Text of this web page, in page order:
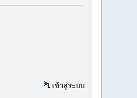
เข้าสู่ระบบ